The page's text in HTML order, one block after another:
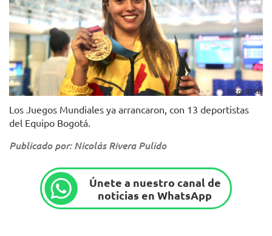
Foto: IDRD
Los Juegos Mundiales ya arrancaron, con 13 deportistas
del Equipo Bogotá.
Publicado por: Nicolás Rivera Pulido
Únete a nuestro canal de
noticias en WhatsApp